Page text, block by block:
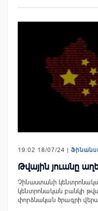
19:02 18/07/24 |
Թվային յուանը
Չինաստանի
կենտրոնական բանկի
փորձնական ծրագրի